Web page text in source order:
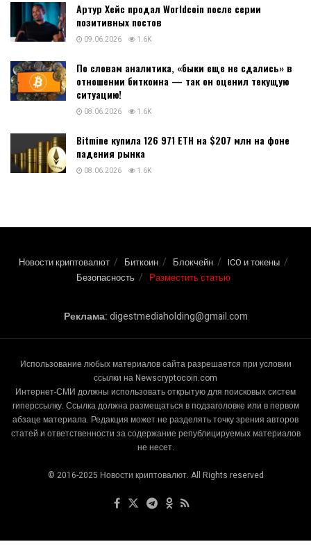
Артур Хейс продал Worldcoin после серии
позитивных постов
09.06.2026 1.6K
По словам аналитика, «быки еще не сдались» в
отношении биткоина — так он оценил текущую
ситуацию!
08.06.2026 1.6K
Bitmine купила 126 971 ETH на $207 млн на фоне
падения рынка
08.06.2026 1.6K
Новости криптовалют Биткоин Блокчейн
ICO и токены
Безопасность
Разместить статью
Реклама:digestmediaholding@gmail.com
Использование любых материалов сайта разрешается при условии
ссылки на Newscryptocoin.com
Интернет-СМИ должны использовать открытую для поисковых систем
гиперссылку. Ссылка должна размещаться в подзаголовке или в первом
абзаце материала. Редакция может не разделять точку зрения авторов
статей и ответственности за содержание републицируемых материалов
не несет.
© 2016-2025 Новости криптовалют. All Rights reserved